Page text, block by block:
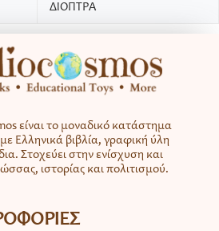
ΔΙΟΠΤΡΑ
είναι το μοναδικό κατάστημα
Ελληνικά βιβλία, γραφική ύλη
Στοχεύει στην ενίσχυση και
ιστορίας και πολιτισμού.